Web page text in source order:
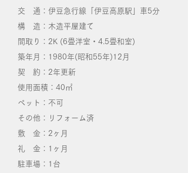
交 通：伊豆急行線「伊豆高原駅」車5分
構 造：木造平屋建て
間取り：2K (6畳洋室・4.5畳和室)
築年月：1980年(昭和55年)12月
契 約：2年更新
使用面積：40㎡
ペット：不可
その他：リフォーム済
敷 金：2ヶ月
礼 金：1ヶ月
​駐車場：1台